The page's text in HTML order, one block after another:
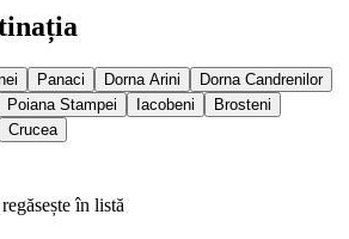
Panaci Dorna Arini
Dorna Candrenilor
Poiana Stampei Iacobeni
Brosteni
Crucea
în listă